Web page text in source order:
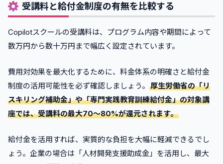
受講料と給付金制度の有無を比較する
Copilotスクールの受講料は、プログラム内容や期間によって
数万円から数十万円まで幅広く設定されています。
費用対効果を最大化するために、料金体系の明確さと給付金
制度の活用可能性を必ず確認しましょう。 厚生労働省の「リ
スキリング補助金」や「専門実践教育訓練給付金」の対象講
座では、受講料の最大70〜80%が還元されます。
給付金を活用すれば、実質的な負担を大幅に軽減できるでし
ょう。企業の場合は「人材開発支援助成金」を活用し、最大